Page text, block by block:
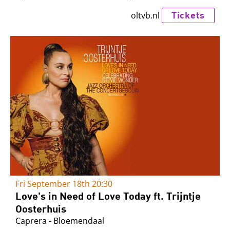
oltvb.nl
Tickets
Fri September 18th 20:30
Love's in Need of Love Today ft. Trijntje
Oosterhuis
Caprera - Bloemendaal